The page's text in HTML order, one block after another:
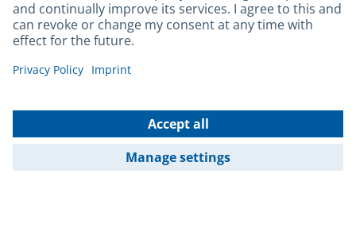
Barrierefreiheit
Leichte Sprache
Gebärdensprache
Kontakt